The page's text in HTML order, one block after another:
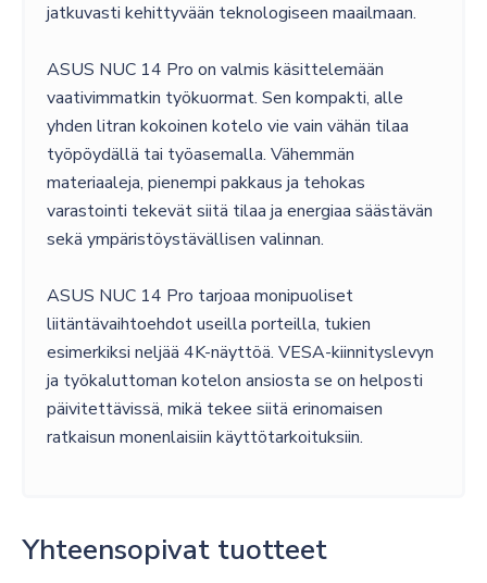
jatkuvasti kehittyvään teknologiseen maailmaan.
ASUS NUC 14 Pro on valmis käsittelemään
vaativimmatkin työkuormat. Sen kompakti, alle
yhden litran kokoinen kotelo vie vain vähän tilaa
työpöydällä tai työasemalla. Vähemmän
materiaaleja, pienempi pakkaus ja tehokas
varastointi tekevät siitä tilaa ja energiaa säästävän
sekä ympäristöystävällisen valinnan.
ASUS NUC 14 Pro tarjoaa monipuoliset
liitäntävaihtoehdot useilla porteilla, tukien
esimerkiksi neljää 4K-näyttöä. VESA-kiinnityslevyn
ja työkaluttoman kotelon ansiosta se on helposti
päivitettävissä, mikä tekee siitä erinomaisen
ratkaisun monenlaisiin käyttötarkoituksiin.
Yhteensopivat tuotteet